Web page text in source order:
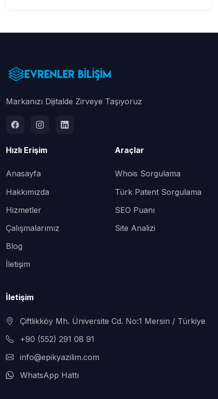
Markanızı Dijitalde Zirveye Taşıyoruz
Hızlı Erişim
Anasayfa
Hakkımızda
Hizmetler
Çalışmalarımız
Blog
İletişim
Araçlar
Whois Sorgulama
Türk Patent Sorgulama
SEO Puanı
Site Analizi
İletişim
Çiftlikköy Mh. Üniversite Cd. No:1 Mersin / Türkiye
+90 (552) 291 08 91
info@epikyazilim.com
WhatsApp Hattı